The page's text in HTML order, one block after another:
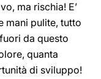
ma rischia! E’
mani pulite, tutto
da questo
quanta
di sviluppo!